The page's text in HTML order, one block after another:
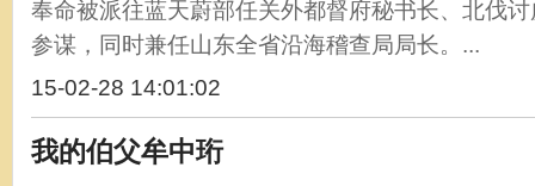
奉命被派往蓝天蔚部任关外都督府秘书长、北伐
参谋，同时兼任山东全省沿海稽查局局长。...
15-02-28 14:01:02
我的伯父牟中珩